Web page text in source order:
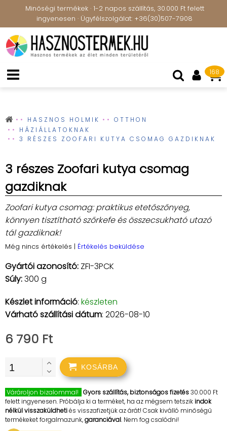
Minőségi termékek · 1-2 napos szállítás, 30.000 Ft felett
ingyenesen · Ügyfélszolgálat: +36(30)507-7908
168
HASZNOS HOLMIK
OTTHON
HÁZIÁLLATOKNAK
3 RÉSZES ZOOFARI KUTYA CSOMAG GAZDIKNAK
3 részes Zoofari kutya csomag
gazdiknak
Zoofari kutya csomag: praktikus etetőszőnyeg,
könnyen tisztítható szőrkefe és összecsukható utazó
tál gazdiknak!
Még nincs értékelés | Értékelés beküldése
Gyártói azonosító: ZFI-3PCK
Súly:300 g
Készlet információ: készleten
Várható szállítási dátum: 2026-08-10
6 790 Ft
KOSÁRBA
Várároljon bizalommal! Gyors szállítás, biztonságos fizetés30.000 Ft
felett ingyenesen. Próbálja ki a terméket, ha az mégsem tetszikindok
nélkül visszaküldhetiés visszafizetjük az árát! Csak kiválló minőségű
termékeket forgalmazunk,garanciával. Nem fog csalódni!